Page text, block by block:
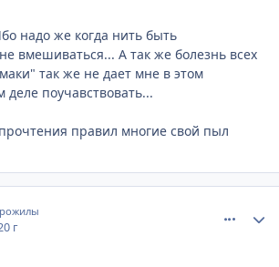
надо же когда нить быть
вмешиваться... А так же болезнь всех
так же не дает мне в этом
поучавствовать...
правил многие свой пыл
г